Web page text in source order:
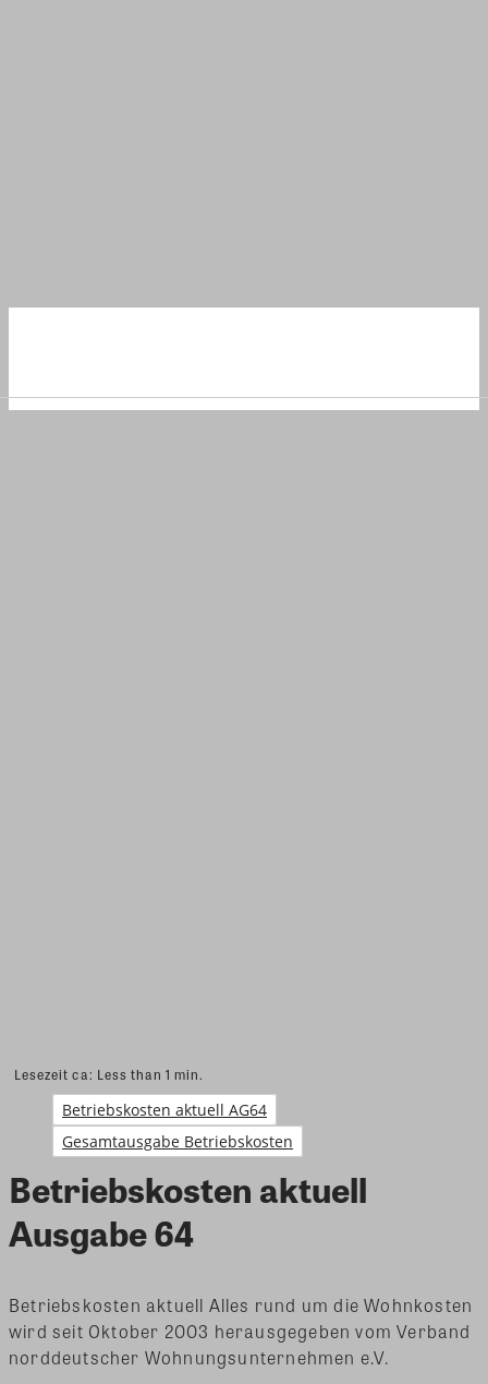
Lesezeit ca: Less than 1 min.
Betriebskosten aktuell AG64
Gesamtausgabe Betriebskosten
Betriebskosten aktuell
Ausgabe 64
Betriebskosten aktuell Alles rund um die Wohnkosten
wird seit Oktober 2003 herausgegeben vom Verband
norddeutscher Wohnungsunternehmen e.V.